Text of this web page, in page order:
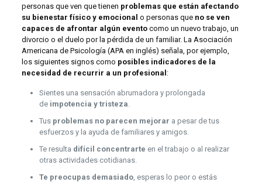
personas que ven que tienen problemas que están afectando
su bienestar físico y emocional o personas que no se ven
capaces de afrontar algún eventocomo un nuevo trabajo, un
divorcio o el duelo por la pérdida de un familiar. La Asociación
Americana de Psicología (APA en inglés) señala, por ejemplo,
los siguientes signos como posibles indicadores de la
necesidad de recurrir a un profesional :
Sientes una sensación abrumadora y prolongada
de impotencia y tristeza.
Tus problemas no parecen mejorar a pesar de tus
esfuerzos y la ayuda de familiares y amigos.
Te resulta difícil concentrarte en el trabajo o al realizar
otras actividades cotidianas.
Te preocupas demasiado, esperas lo peor o estás